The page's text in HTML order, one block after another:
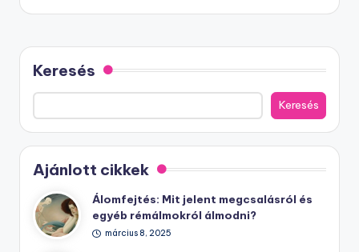
Keresés
Keresés
Ajánlott cikkek
Álomfejtés: Mit jelent megcsalásról és
egyéb rémálmokról álmodni?
március 8, 2025